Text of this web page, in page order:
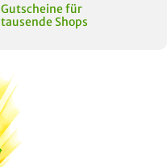
Gutscheine für
tausende Shops